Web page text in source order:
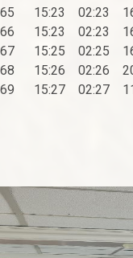
65 15:23 02:23
66 15:23 02:23
67 15:25 02:25
68 15:26 02:26
69 15:27 02:27